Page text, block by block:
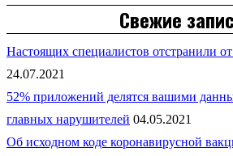
Свежие
Настоящих специалистов отстранили
24.07.2021
52% приложений делятся вашими
главных нарушителей 04.05.2021
Об исходном коде коронавирусной